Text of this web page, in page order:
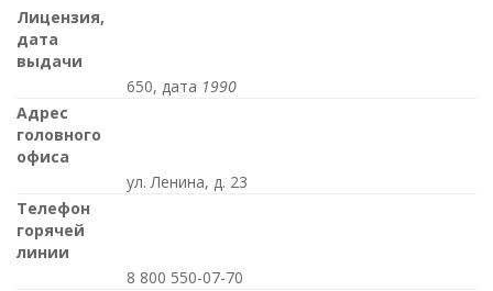
Лицензия,
дата
выдачи
650, дата 1990
Адрес
головного
офиса
ул. Ленина, д. 23
Телефон
горячей
линии
8 800 550-07-70